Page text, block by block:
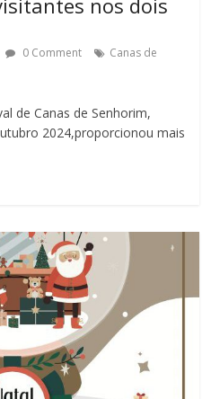
0 Comment
Canas de
de Canas de Senhorim,
2024,proporcionou mais